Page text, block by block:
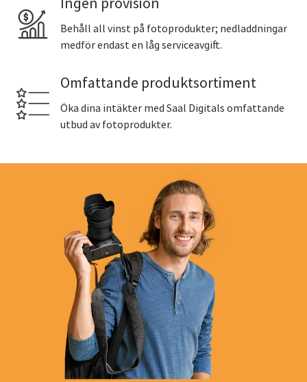
Behåll all vinst på fotoprodukter; nedladdningar
medför endast en låg serviceavgift.
Omfattande produktsortiment
Öka dina intäkter med Saal Digitals omfattande
utbud av fotoprodukter.